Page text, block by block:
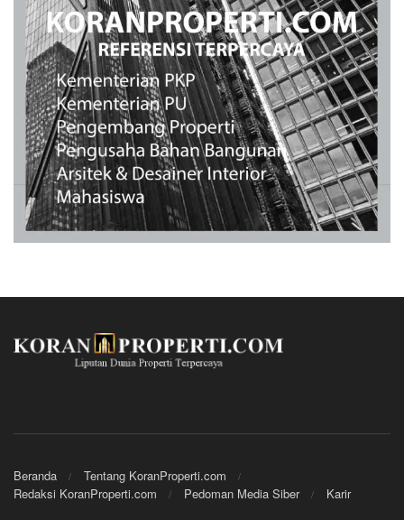
Beranda
Tentang KoranProperti.com
Redaksi KoranProperti.com
Pedoman Media Siber Karir